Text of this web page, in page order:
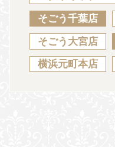
JA
そごう千葉店
そごう大宮店
横浜元町本店